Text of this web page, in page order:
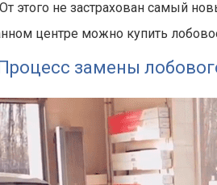
этого не застрахован самый
центре можно купить
замены